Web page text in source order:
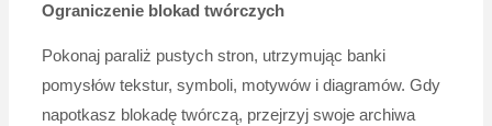
Ograniczenie blokad twórczych
Pokonaj paraliż pustych stron, utrzymując banki
pomysłów tekstur, symboli, motywów i diagramów. Gdy
napotkasz blokadę twórczą, przejrzyj swoje archiwa